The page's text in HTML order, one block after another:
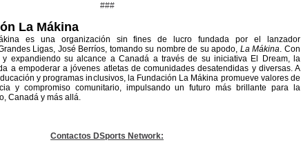
###
La Mákina
es una organización sin fines de lucro fundada por el lanzador
Ligas, José Berríos, tomando su nombre de su apodo, La Mákina. Con
expandiendo su alcance a Canadá a través de su iniciativa El Dream, la
a empoderar a jóvenes atletas de comunidades desatendidas y diversas. A
y programas inclusivos, la Fundación La Mákina promueve valores de
y compromiso comunitario, impulsando un futuro más brillante para la
Canadá y más allá.
Contactos DSports Network: